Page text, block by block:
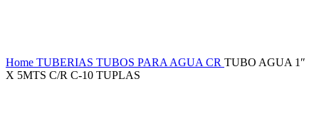
Home TUBERIAS TUBOS PARA AGUA CR TUBO AGUA 1″
X 5MTS C/R C-10 TUPLAS